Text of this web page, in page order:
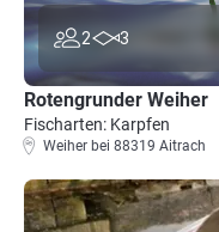
2 3
Rotengrunder Weiher
Fischarten: Karpfen
Weiher bei 88319 Aitrach